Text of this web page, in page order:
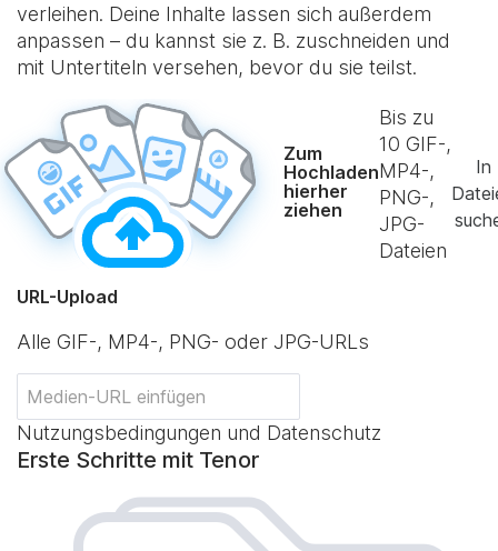
verleihen. Deine Inhalte lassen sich außerdem
anpassen – du kannst sie z. B. zuschneiden und
mit Untertiteln versehen, bevor du sie teilst.
Zum
Hochladen
hierher
ziehen
Bis zu
10 GIF-,
MP4-,
PNG-,
JPG-
Dateien
In
URL-Upload
Alle GIF-, MP4-, PNG- oder JPG-URLs
Nutzungsbedingungen und Datenschutz
Erste Schritte mit Tenor